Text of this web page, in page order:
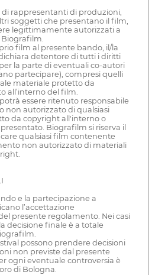
di rappresentanti di produzioni,
soggetti che presentano il film,
legittimamente autorizzati a
Biografilm.
film al presente bando, il/la
detentore di tutti i diritti
la parte di eventuali co-autori
partecipare), compresi quelli
materiale protetto da
all’interno del film.
essere ritenuto responsabile
non autorizzato di qualsiasi
da copyright all'interno o
Biografilm si riserva il
qualsiasi film contenente
non autorizzato di materiali
e la partecipazione a
l’accettazione
presente regolamento. Nei casi
decisione finale è a totale
possono prendere decisioni
non previste dal presente
ogni eventuale controversia è
di Bologna.